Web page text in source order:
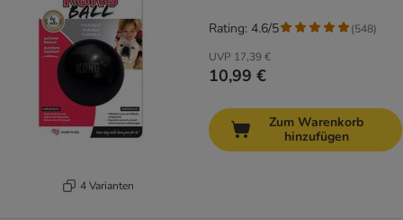
4 Varianten
UVP 17,39 €
10,99 €
Rating: 4.6/5 (548)
Zum Warenkorb
hinzufügen